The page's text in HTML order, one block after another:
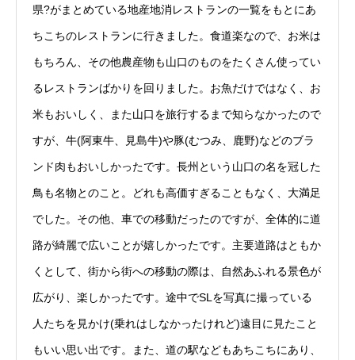
県?がまとめている地産地消レストランの一覧をもとにあ
ちこちのレストランに行きました。食道楽なので、お米は
もちろん、その他農産物も山口のものをたくさん使ってい
るレストランばかりを回りました。お魚だけではなく、お
米もおいしく、また山口を旅行するまで知らなかったので
すが、牛(阿東牛、見島牛)や豚(むつみ、鹿野)などのブラ
ンド肉もおいしかったです。長州という山口の名を冠した
鳥も名物とのこと。どれも高価すぎることもなく、大満足
でした。その他、車での移動だったのですが、全体的に道
路が綺麗で広いことが嬉しかったです。主要道路はともか
くとして、街から街への移動の際は、自然あふれる景色が
広がり、楽しかったです。途中でSLを写真に撮っている
人たちを見かけ(乗れはしなかったけれど)遠目に見たこと
もいい思い出です。また、道の駅などもあちこちにあり、